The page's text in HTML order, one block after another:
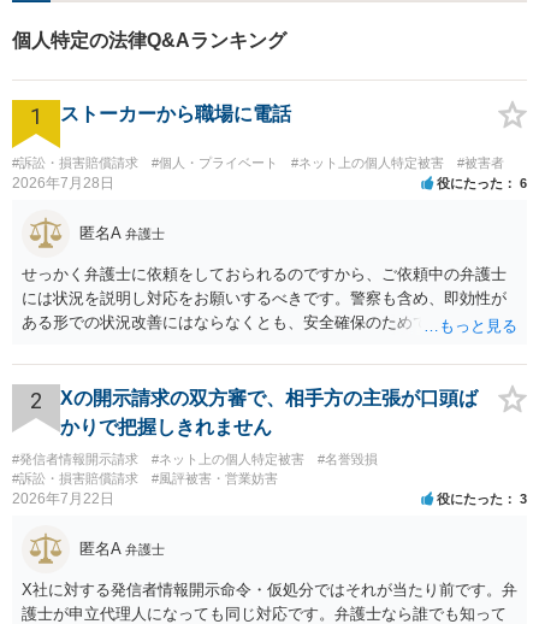
個人特定の法律Q&Aランキング
1 ストーカーから職場に電話
#訴訟・損害賠償請求 #個人・プライベート #ネット上の個人特定被害 #被害者
2026年7月28日 役にたった 6
匿名A 弁護士
せっかく弁護士に依頼をしておられるのですから、ご依頼中の弁護士
には状況を説明し対応をお願いするべきです。警察も含め、即効性が
ある形での状況改善にはならなくとも、安全確保のためできることは
2
Xの開示請求の双方審で、相手方の主張が口頭ば
かりで把握しきれません
#発信者情報開示請求 #ネット上の個人特定被害
#名誉毀損
#訴訟・損害賠償請求
#風評被害・営業妨害
2026年7月22日 役にたった 3
匿名A 弁護士
X社に対する発信者情報開示命令・仮処分ではそれが当たり前です。弁
護士が申立代理人になっても同じ対応です。弁護士なら誰でも知って